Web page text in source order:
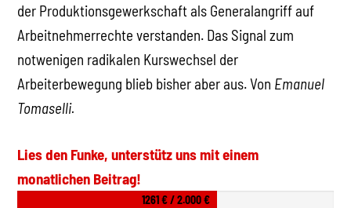
der Produktionsgewerkschaft als Generalangriff auf
Arbeitnehmerrechte verstanden. Das Signal zum
notwenigen radikalen Kurswechsel der
Arbeiterbewegung blieb bisher aber aus. Von Emanuel
Tomaselli.
Lies den Funke, unterstütz uns mit einem
monatlichen Beitrag!
1261 € / 2.000 €